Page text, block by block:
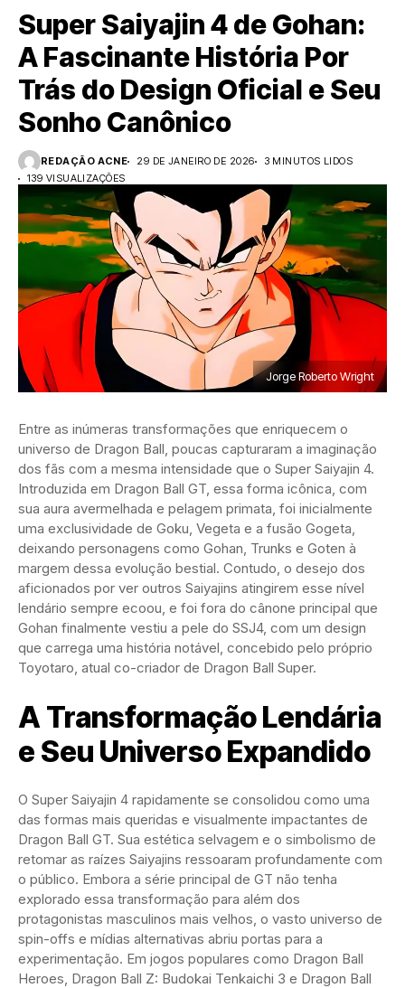
Super Saiyajin 4 de Gohan:
A Fascinante História Por
Trás do Design Oficial e Seu
Sonho Canônico
REDAÇÃO ACNE 29 DE JANEIRO DE 2026
3 MINUTOS LIDOS
139 VISUALIZAÇÕES
Jorge Roberto Wright
Entre as inúmeras transformações que enriquecem o
universo de Dragon Ball, poucas capturaram a imaginação
dos fãs com a mesma intensidade que o Super Saiyajin 4.
Introduzida em Dragon Ball GT, essa forma icônica, com
sua aura avermelhada e pelagem primata, foi inicialmente
uma exclusividade de Goku, Vegeta e a fusão Gogeta,
deixando personagens como Gohan, Trunks e Goten à
margem dessa evolução bestial. Contudo, o desejo dos
aficionados por ver outros Saiyajins atingirem esse nível
lendário sempre ecoou, e foi fora do cânone principal que
Gohan finalmente vestiu a pele do SSJ4, com um design
que carrega uma história notável, concebido pelo próprio
Toyotaro, atual co-criador de Dragon Ball Super.
A Transformação Lendária
e Seu Universo Expandido
O Super Saiyajin 4 rapidamente se consolidou como uma
das formas mais queridas e visualmente impactantes de
Dragon Ball GT. Sua estética selvagem e o simbolismo de
retomar as raízes Saiyajins ressoaram profundamente com
o público. Embora a série principal de GT não tenha
explorado essa transformação para além dos
protagonistas masculinos mais velhos, o vasto universo de
spin-offs e mídias alternativas abriu portas para a
experimentação. Em jogos populares como Dragon Ball
Heroes, Dragon Ball Z: Budokai Tenkaichi 3 e Dragon Ball